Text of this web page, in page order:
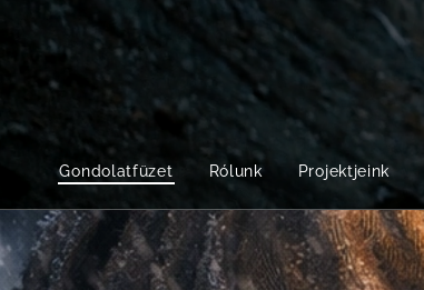
Gondolatfüzet Rólunk Projektjeink